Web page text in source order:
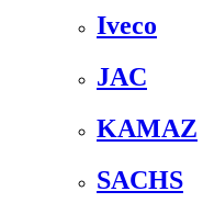
Iveco
JAC
KAMAZ
SACHS